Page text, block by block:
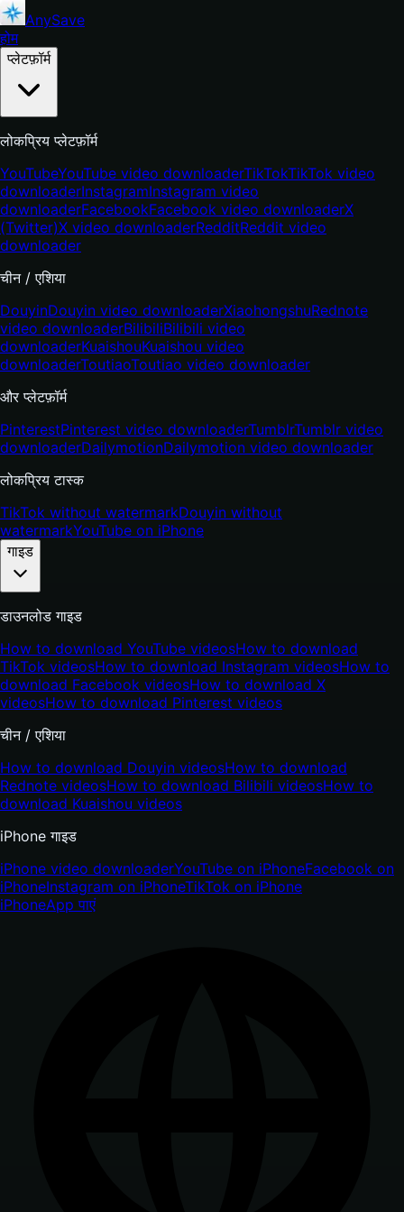
AnySave
होम
प्लेटफ़ॉर्म
लोकप्रिय प्लेटफ़ॉर्म
YouTubeYouTube video downloaderTikTokTikTok video
downloaderInstagramInstagram video
downloaderFacebookFacebook video downloaderX
(Twitter)X video downloaderRedditReddit video
downloader
चीन / एशिया
DouyinDouyin video downloaderXiaohongshuRednote
video downloaderBilibiliBilibili video
downloaderKuaishouKuaishou video
downloaderToutiaoToutiao video downloader
और प्लेटफ़ॉर्म
PinterestPinterest video downloaderTumblrTumblr video
downloaderDailymotionDailymotion video downloader
लोकप्रिय टास्क
TikTok without watermarkDouyin without
watermarkYouTube on iPhone
गाइड
डाउनलोड गाइड
How to download YouTube videosHow to download
TikTok videosHow to download Instagram videosHow to
download Facebook videosHow to download X
videosHow to download Pinterest videos
चीन / एशिया
How to download Douyin videosHow to download
Rednote videosHow to download Bilibili videosHow to
download Kuaishou videos
iPhone गाइड
iPhone video downloaderYouTube on iPhoneFacebook on
iPhoneInstagram on iPhoneTikTok on iPhone
iPhoneApp पाएं